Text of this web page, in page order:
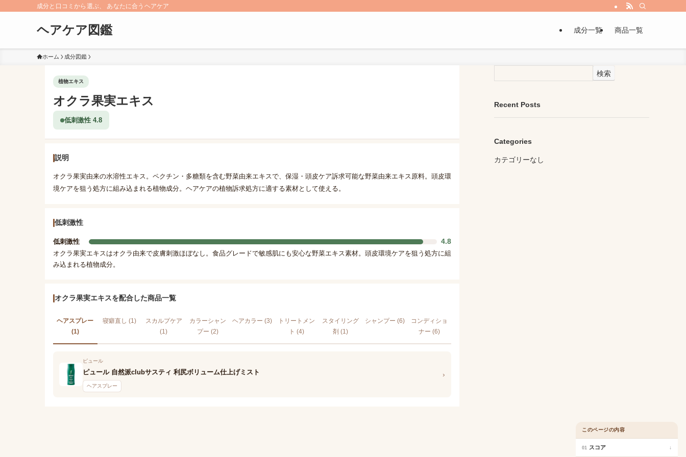
成分と口コミから選ぶ、 あなたに合うヘアケア
ヘアケア図鑑 成分一覧 商品一覧
ホーム 成分図鑑
植物エキス
オクラ果実エキス
低刺激性 4.8
説明
オクラ果実由来の水溶性エキス。ペクチン・多糖類を含む野菜由来エキスで、保湿・頭皮ケア訴求可能な野菜由来エキス原料。頭皮環
境ケアを狙う処方に組み込まれる植物成分。ヘアケアの植物訴求処方に適する素材として使える。
低刺激性
低刺激性 4.8
オクラ果実エキスはオクラ由来で皮膚刺激ほぼなし。食品グレードで敏感肌にも安心な野菜エキス素材。頭皮環境ケアを狙う処方に組
み込まれる植物成分。
オクラ果実エキスを配合した商品一覧
ヘアスプレー
(1)
寝癖直し (1)
スカルプケア
(1)
カラーシャン
プー (2)
ヘアカラー (3)
トリートメン
ト (4)
スタイリング
剤 (1)
シャンプー (6)
コンディショ
ナー (6)
ピュール
ピュール 自然派clubサスティ 利尻ボリューム仕上げミスト
ヘアスプレー
›
検索
Recent Posts
Categories
カテゴリーなし
このページの内容
01 スコア ↓